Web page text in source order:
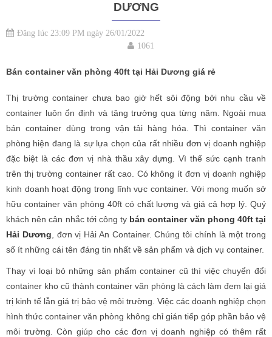
DƯƠNG
Đăng lúc 23:09 PM ngày 26/01/2022
1061
Bán container văn phòng 40ft tại Hải Dương giá rẻ
Thị trường container chưa bao giờ hết sôi động bởi nhu cầu về
container luôn ổn định và tăng trưởng qua từng năm. Ngoài mua
bán container dùng trong vận tải hàng hóa. Thì container văn
phòng hiện đang là sự lựa chọn của rất nhiều đơn vị doanh nghiệp
đặc biệt là các đơn vị nhà thầu xây dựng. Vì thế sức cạnh tranh
trên thị trường container rất cao. Có không ít đơn vị doanh nghiệp
kinh doanh hoạt động trong lĩnh vực container. Với mong muốn sở
hữu container văn phòng 40ft có chất lượng và giá cả hợp lý. Quý
khách nên cân nhắc tới công ty bán container văn phong 40ft tại
Hải Dương , đơn vị Hải An Container. Chúng tôi chính là một trong
số ít những cái tên đáng tin nhất về sản phẩm và dịch vụ container.
Thay vì loại bỏ những sản phẩm container cũ thì việc chuyển đổi
container kho cũ thành container văn phòng là cách làm đem lại giá
trị kinh tế lẫn giá trị bảo vệ môi trường. Việc các doanh nghiệp chọn
hình thức container văn phòng không chỉ gián tiếp góp phần bảo vệ
môi trường. Còn giúp cho các đơn vị doanh nghiệp có thêm rất